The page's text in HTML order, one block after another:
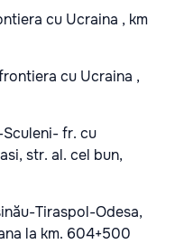
cu Ucraina , km
cu Ucraina ,
Sculeni- fr. cu
str. al. cel bun,
Tiraspol-Odesa,
la km. 604+500